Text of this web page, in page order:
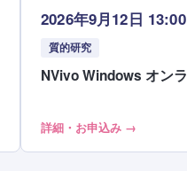
2026年9月12日 13:00
質的研究
NVivo Windows オン
詳細・お申込み →